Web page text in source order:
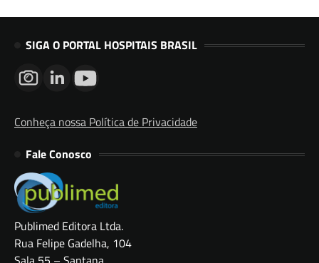
SIGA O PORTAL HOSPITAIS BRASIL
Conheça nossa Política de Privacidade
Fale Conosco
Publimed Editora Ltda.
Rua Felipe Gadelha, 104